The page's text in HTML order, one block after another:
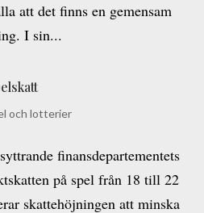
att det finns en gemensam
I sin...
och lotterier
finansdepartementets
på spel från 18 till 22
skattehöjningen att minska